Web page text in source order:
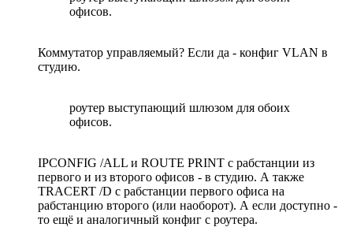
офисов.
Коммутатор управляемый? Если да - конфиг VLAN в
студию.
роутер выступающий шлюзом для обоих
офисов.
IPCONFIG /ALL и ROUTE PRINT с рабстанции из
первого и из второго офисов - в студию. А также
TRACERT /D с рабстанции первого офиса на
рабстанцию второго (или наоборот). А если доступно -
то ещё и аналогичный конфиг с роутера.